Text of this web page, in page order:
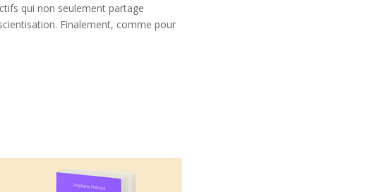
qui non seulement partage
Finalement, comme pour